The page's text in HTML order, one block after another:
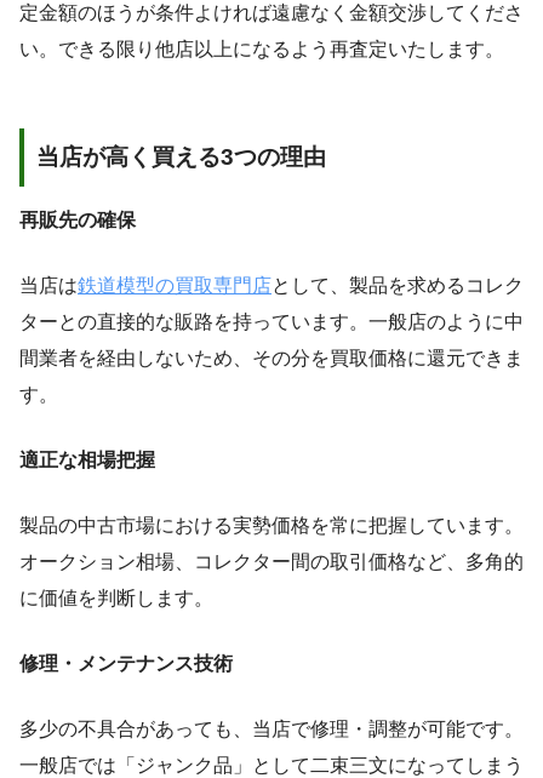
定金額のほうが条件よければ遠慮なく金額交渉してくださ
い。できる限り他店以上になるよう再査定いたします。
当店が高く買える3つの理由
再販先の確保
当店は鉄道模型の買取専門店として、製品を求めるコレク
ターとの直接的な販路を持っています。一般店のように中
間業者を経由しないため、その分を買取価格に還元できま
す。
適正な相場把握
製品の中古市場における実勢価格を常に把握しています。
オークション相場、コレクター間の取引価格など、多角的
に価値を判断します。
修理・メンテナンス技術
多少の不具合があっても、当店で修理・調整が可能です。
一般店では「ジャンク品」として二束三文になってしまう